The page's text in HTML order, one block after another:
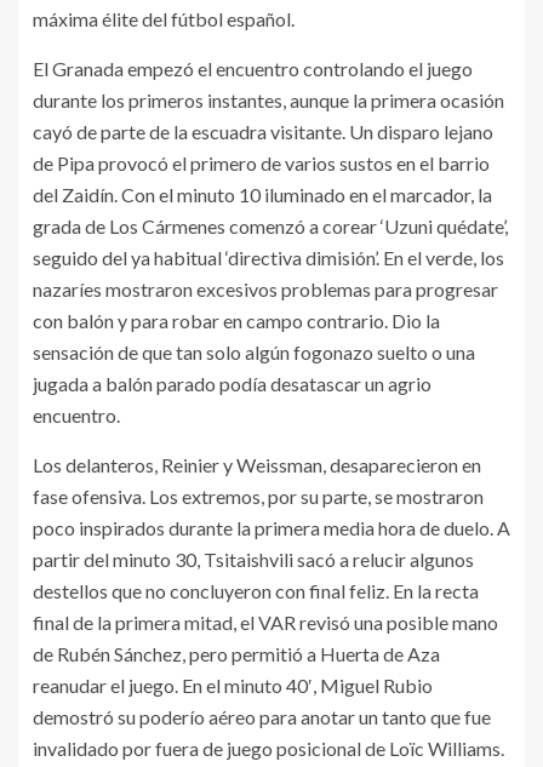
máxima élite del fútbol español.
El Granada empezó el encuentro controlando el juego
durante los primeros instantes, aunque la primera ocasión
cayó de parte de la escuadra visitante. Un disparo lejano
de Pipa provocó el primero de varios sustos en el barrio
del Zaidín. Con el minuto 10 iluminado en el marcador, la
grada de Los Cármenes comenzó a corear ‘Uzuni quédate’,
seguido del ya habitual ‘directiva dimisión’. En el verde, los
nazaríes mostraron excesivos problemas para progresar
con balón y para robar en campo contrario. Dio la
sensación de que tan solo algún fogonazo suelto o una
jugada a balón parado podía desatascar un agrio
encuentro.
Los delanteros, Reinier y Weissman, desaparecieron en
fase ofensiva. Los extremos, por su parte, se mostraron
poco inspirados durante la primera media hora de duelo. A
partir del minuto 30, Tsitaishvili sacó a relucir algunos
destellos que no concluyeron con final feliz. En la recta
final de la primera mitad, el VAR revisó una posible mano
de Rubén Sánchez, pero permitió a Huerta de Aza
reanudar el juego. En el minuto 40′, Miguel Rubio
demostró su poderío aéreo para anotar un tanto que fue
invalidado por fuera de juego posicional de Loïc Williams.